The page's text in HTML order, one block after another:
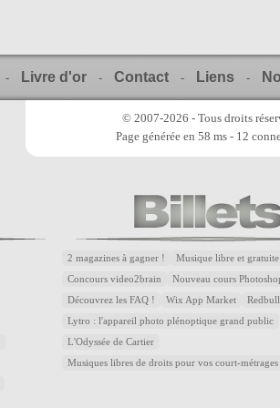
- Livre d'or - Contact - Liens -
© 2007-2026 - Tous droits
Page générée en 58 ms - 12
2 magazines à gagner ! Musique libre et
Concours video2brain Nouveau cours
Découvrez les FAQ ! Wix App Market
Lytro : l'appareil photo plénoptique grand public
L'Odyssée de Cartier
Musiques libres de droits pour vos court-métrages